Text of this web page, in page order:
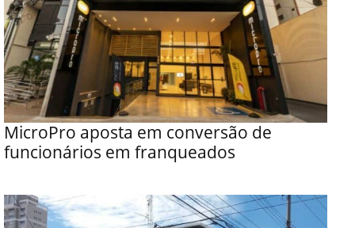
MicroPro aposta em conversão de
funcionários em franqueados